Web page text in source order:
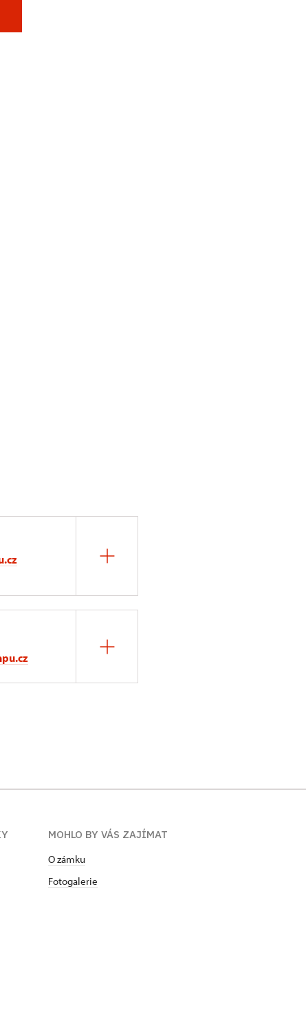
MOHLO BY VÁS ZAJÍMAT
O zámku
Fotogalerie